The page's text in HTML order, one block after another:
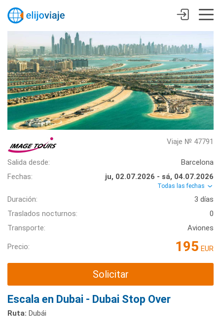
Viaje № 47791
Salida desde:
Barcelona
Fechas:
ju, 02.07.2026 - sá, 04.07.2026
Todas las fechas
Duración:
3 días
Traslados nocturnos:
0
Transporte:
Aviones
Precio: 195 EUR
Solicitar
Escala en Dubai - Dubai Stop Over
Ruta: Dubái